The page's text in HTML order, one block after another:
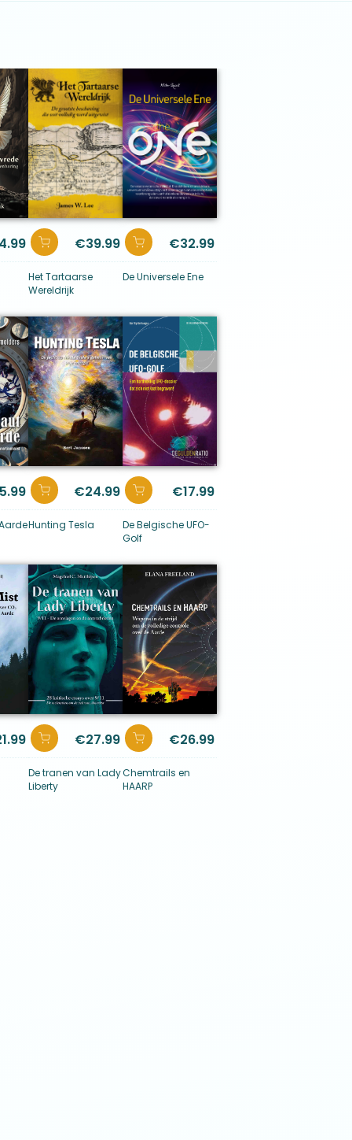
€39.99
Het Tartaarse
Wereldrijk
€32.99
De Universele Ene
€24.99
Hunting Tesla
€17.99
De Belgische UFO-
Golf
€27.99
De tranen van Lady
Liberty
€26.99
Chemtrails en
HAARP